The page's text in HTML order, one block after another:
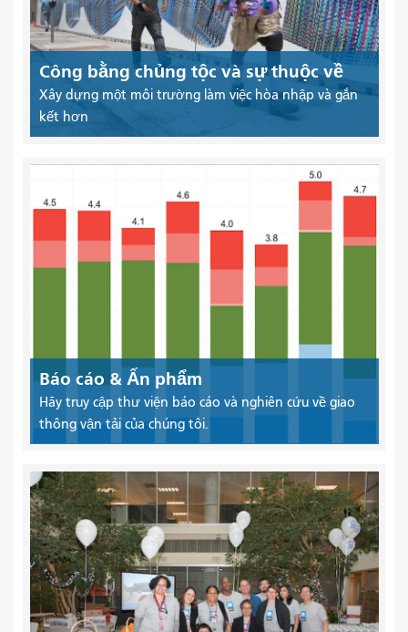
Công bằng chủng tộc và sự thuộc về
Xây dựng một môi trường làm việc hòa nhập và gắn
kết hơn
Báo cáo & Ấn phẩm
Hãy truy cập thư viện báo cáo và nghiên cứu về giao
thông vận tải của chúng tôi.